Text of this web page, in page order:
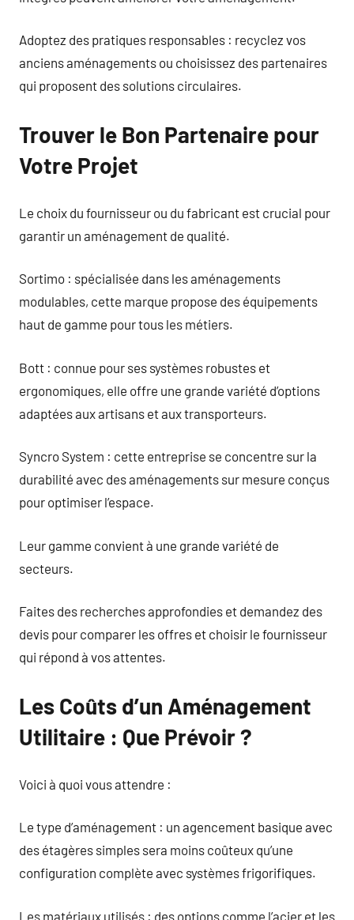
Adoptez des pratiques responsables : recyclez vos
anciens aménagements ou choisissez des partenaires
qui proposent des solutions circulaires.
Trouver le Bon Partenaire pour
Votre Projet
Le choix du fournisseur ou du fabricant est crucial pour
garantir un aménagement de qualité.
Sortimo : spécialisée dans les aménagements
modulables, cette marque propose des équipements
haut de gamme pour tous les métiers.
Bott : connue pour ses systèmes robustes et
ergonomiques, elle offre une grande variété d’options
adaptées aux artisans et aux transporteurs.
Syncro System : cette entreprise se concentre sur la
durabilité avec des aménagements sur mesure conçus
pour optimiser l’espace.
Leur gamme convient à une grande variété de
secteurs.
Faites des recherches approfondies et demandez des
devis pour comparer les offres et choisir le fournisseur
qui répond à vos attentes.
Les Coûts d’un Aménagement
Utilitaire : Que Prévoir ?
Voici à quoi vous attendre :
Le type d’aménagement : un agencement basique avec
des étagères simples sera moins coûteux qu’une
configuration complète avec systèmes frigorifiques.
Les matériaux utilisés : des options comme l’acier et les